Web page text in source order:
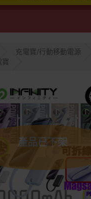
充電寶/行動移動電源
寶
產品已下架